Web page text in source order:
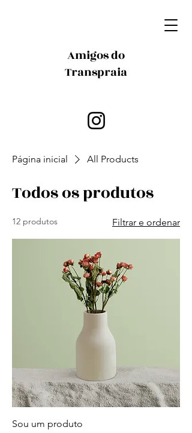
Amigos do
Transpraia
Página inicial All Products
Todos os produtos
12 produtos Filtrar e ordenar
Sou um produto